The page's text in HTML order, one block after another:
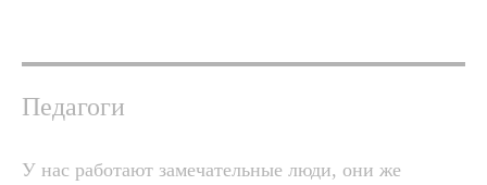
Педагоги
У нас работают замечательные люди, они же